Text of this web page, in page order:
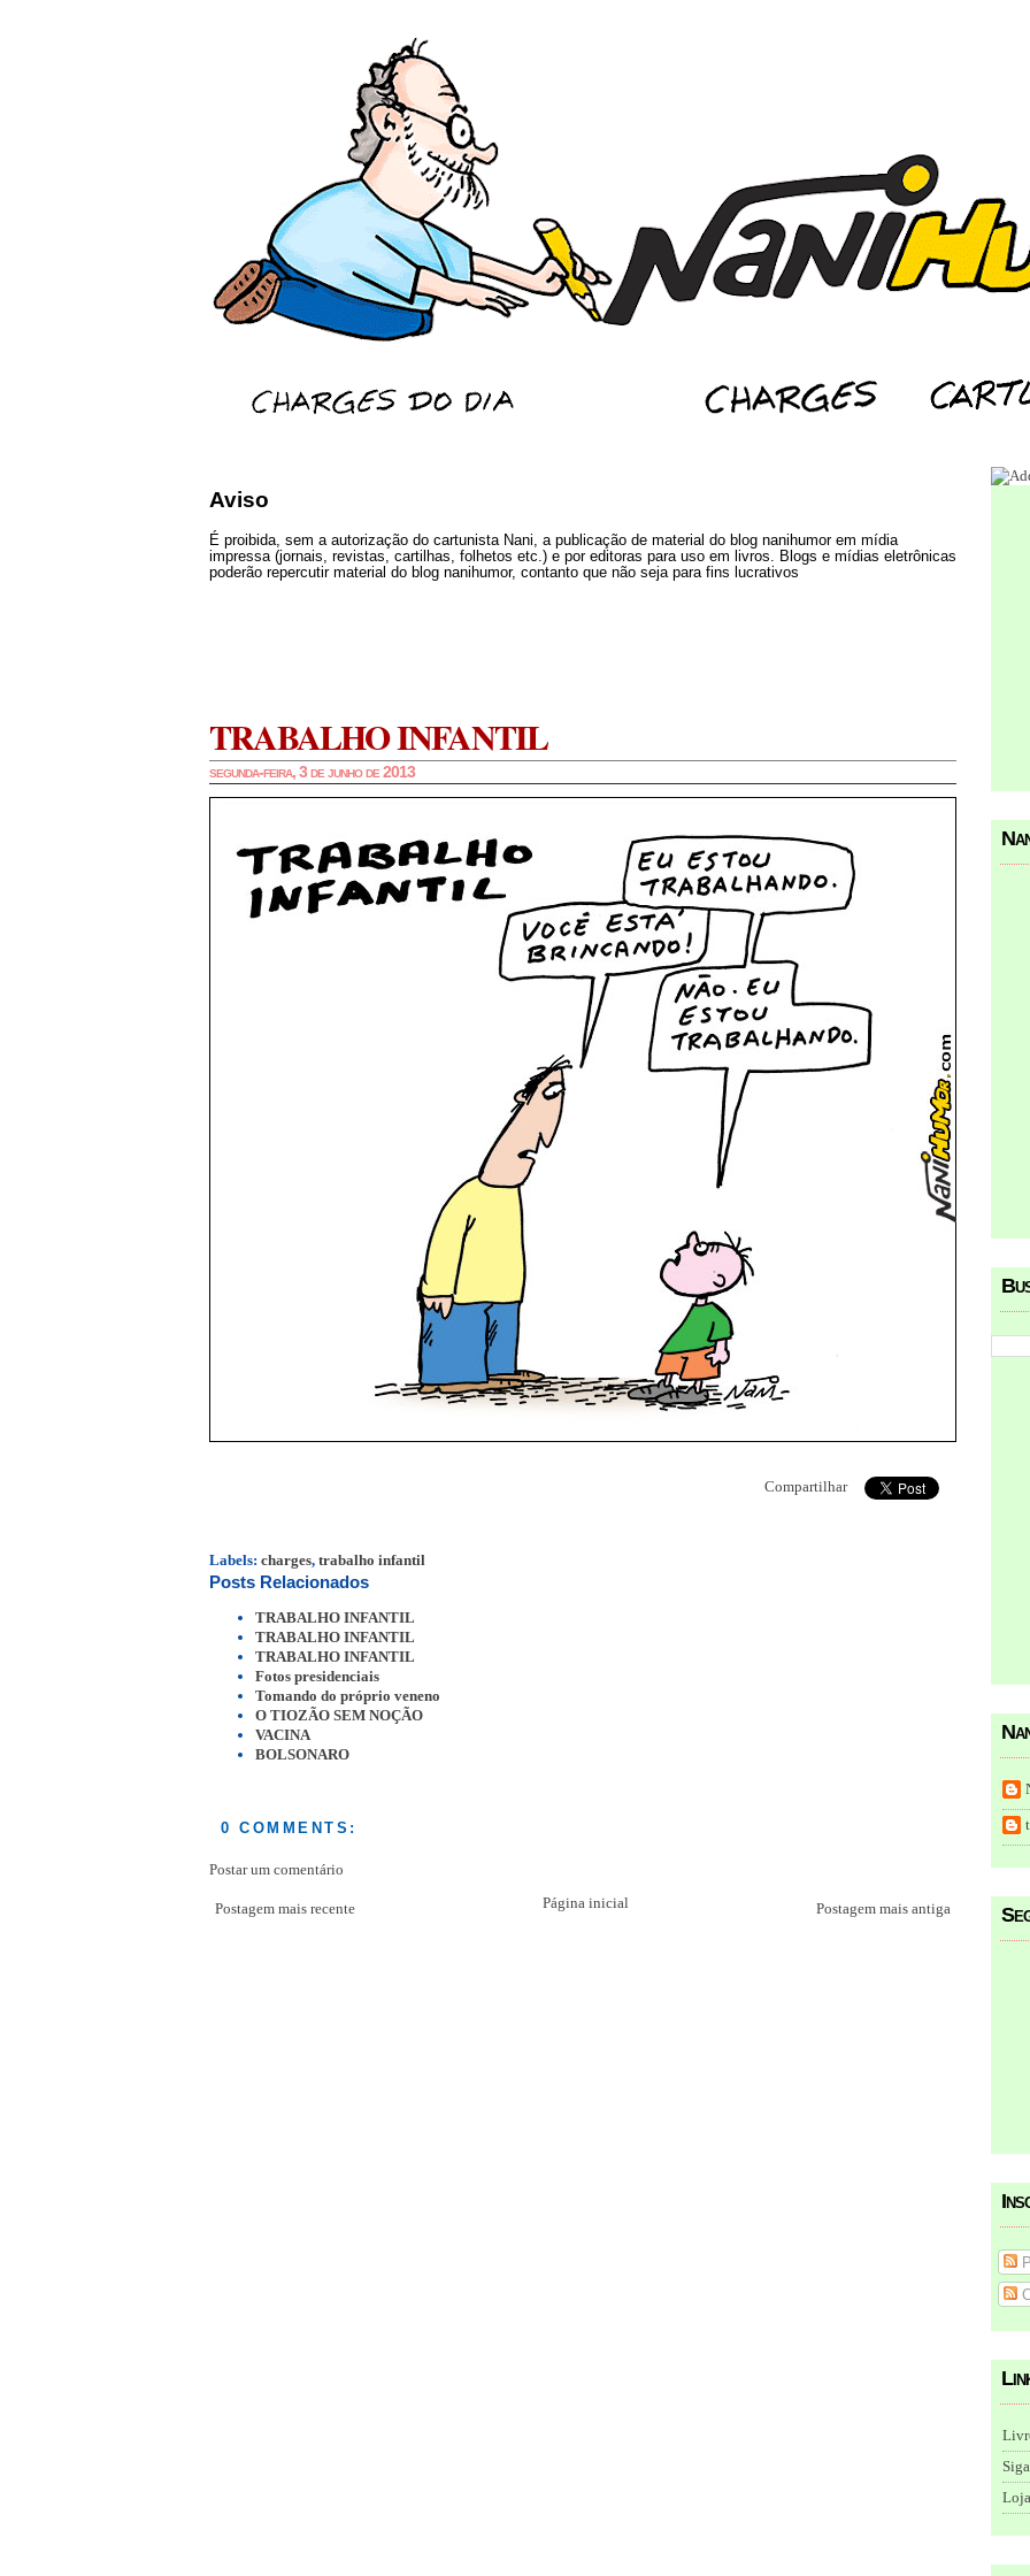
Aviso
É proibida, sem a autorização do cartunista Nani, a publicação de material do blog nanihumor em mídia
impressa (jornais, revistas, cartilhas, folhetos etc.) e por editoras para uso em livros. Blogs e mídias eletrônicas
poderão repercutir material do blog nanihumor, contanto que não seja para fins lucrativos
TRABALHO INFANTIL
segunda-feira, 3 de junho de 2013
Compartilhar
Labels: charges, trabalho infantil
Posts Relacionados
TRABALHO INFANTIL
TRABALHO INFANTIL
TRABALHO INFANTIL
Fotos presidenciais
Tomando do próprio veneno
O TIOZÃO SEM NOÇÃO
VACINA
BOLSONARO
0 COMMENTS:
Postar um comentário
Postagem mais recente Postagem mais antiga
Página inicial